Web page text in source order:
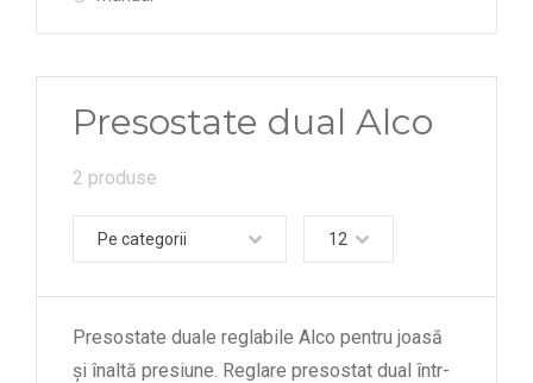
Presostate dual Alco
2 produse
Pe categorii 12
Presostate duale reglabile Alco pentru joasă
și înaltă presiune. Reglare presostat dual într-